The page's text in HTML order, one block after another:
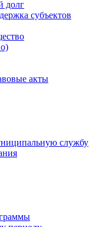
долг
субъектов
акты
службу